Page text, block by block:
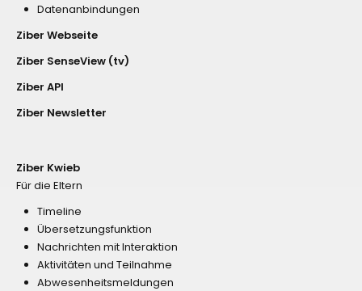
Datenanbindungen
Ziber Webseite
Ziber SenseView (tv)
Ziber API
Ziber Newsletter
Ziber Kwieb
Für die Eltern
Timeline
Übersetzungsfunktion
Nachrichten mit Interaktion
Aktivitäten und Teilnahme
Abwesenheitsmeldungen